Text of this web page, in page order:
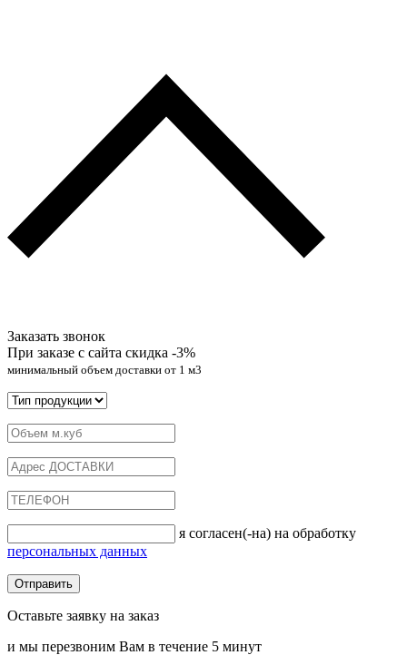
Заказать звонок
При заказе с сайта скидка -3%
минимальный объем доставки от 1 м3
я согласен(-на) на обработку
персональных данных
Оставьте заявку на заказ
и мы перезвоним Вам в течение 5 минут